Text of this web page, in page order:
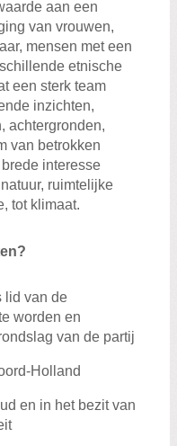
aan een
van vrouwen,
mensen met een
etnische
een sterk team
inzichten,
achtergronden,
van betrokken
interesse
ruimtelijke
tot klimaat.
lid van de
worden en
van de partij
Holland
en in het bezit van